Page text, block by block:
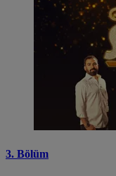
3. Bölüm